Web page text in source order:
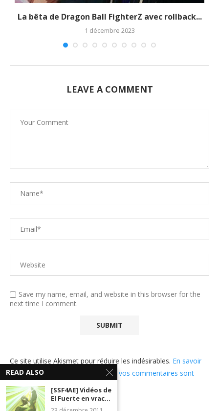
La bêta de Dragon Ball FighterZ avec rollback...
1 décembre 2023
LEAVE A COMMENT
Save my name, email, and website in this browser for the
next time I comment.
Ce site utilise Akismet pour réduire les indésirables. En savoir
plus sur comment les données de vos commentaires sont
utilisées
READ ALSO
[SSF4AE] Vidéos de
El Fuerte en vrac...